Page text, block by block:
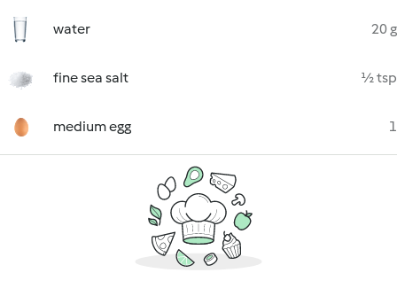
water 20 g
fine sea salt ½ tsp
medium egg 1